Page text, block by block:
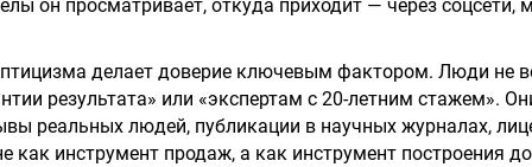
он просматривает, откуда приходит — через соцсети,
делает доверие ключевым фактором. Люди не
результата» или «экспертам с 20-летним стажем».
реальных людей, публикации в научных журналах,
как инструмент продаж, а как инструмент построения